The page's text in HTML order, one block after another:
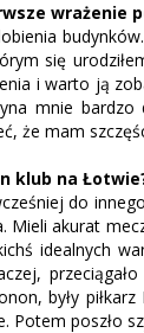
wrażenie
się
i warto ją
mnie
że mam
klub na
do
Mieli akurat
idealnych
były
Potem poszło